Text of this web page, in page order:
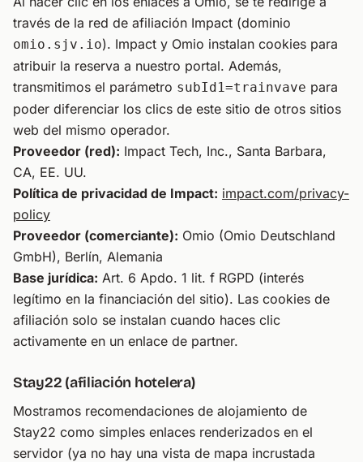
través de la red de afiliación Impact (dominio
omio.sjv.io). Impact y Omio instalan cookies para
atribuir la reserva a nuestro portal. Además,
transmitimos el parámetro subId1=trainvave para
poder diferenciar los clics de este sitio de otros sitios
web del mismo operador.
Proveedor (red): Impact Tech, Inc., Santa Barbara,
CA, EE. UU.
Política de privacidad de Impact: impact.com/privacy-
policy
Proveedor (comerciante): Omio (Omio Deutschland
GmbH), Berlín, Alemania
Base jurídica: Art. 6 Apdo. 1 lit. f RGPD (interés
legítimo en la financiación del sitio). Las cookies de
afiliación solo se instalan cuando haces clic
activamente en un enlace de partner.
Stay22 (afiliación hotelera)
Mostramos recomendaciones de alojamiento de
Stay22 como simples enlaces renderizados en el
servidor (ya no hay una vista de mapa incrustada